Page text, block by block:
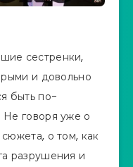
сестренки,
и довольно
быть по-
Не говоря уже о
о том, как
разрушения и